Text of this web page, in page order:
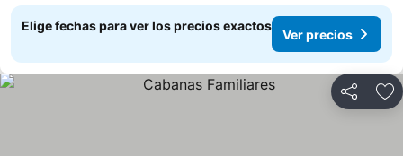
Elige fechas para ver los precios exactos
Ver precios
Compartir